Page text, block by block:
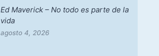
Ed Maverick – No todo es parte de la
vida
agosto 4, 2026